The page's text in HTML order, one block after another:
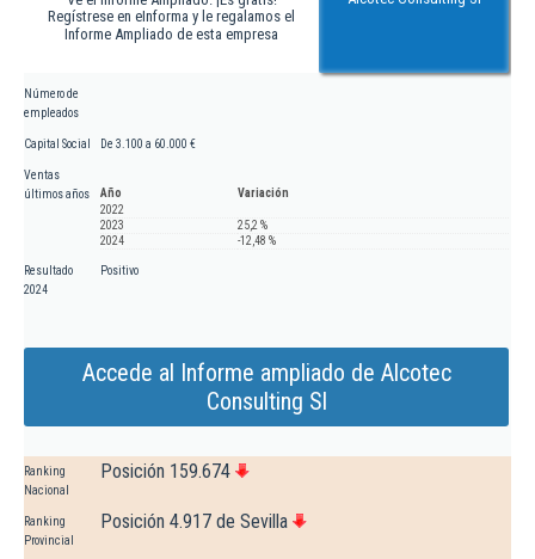
Regístrese en eInforma y le regalamos el
Informe Ampliado de esta empresa
Número de
empleados
Capital Social De 3.100 a 60.000 €
Ventas
últimos años
Año
Variación
2022
2023
25,2 %
2024
-12,48 %
Resultado
2024
Positivo
Accede al Informe ampliado de Alcotec
Consulting Sl
Ranking
Nacional
Posición 159.674
Ranking
Provincial
Posición 4.917 de Sevilla